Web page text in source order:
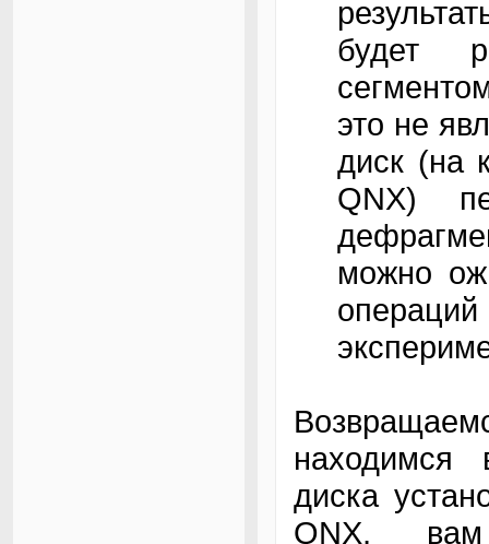
будет
это не
диск (на
QNX)
можно
находимся
диска
QNX, вам